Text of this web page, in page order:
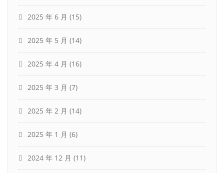
2025 年 6 月 (15)
2025 年 5 月 (14)
2025 年 4 月 (16)
2025 年 3 月 (7)
2025 年 2 月 (14)
2025 年 1 月 (6)
2024 年 12 月 (11)